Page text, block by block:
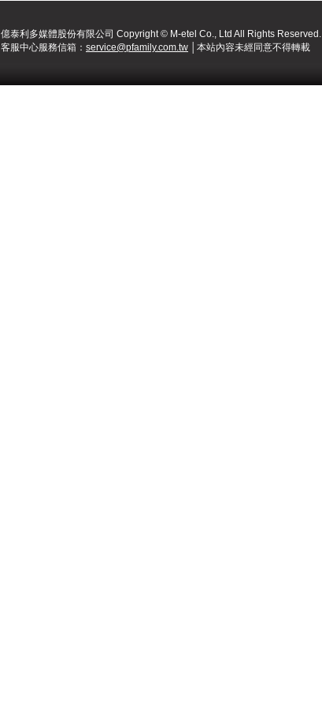
億泰利多媒體股份有限公司 Copyright © M-etel Co., Ltd All Rights Reserved.
客服中心服務信箱： service@pfamily.com.tw │本站內容未經同意不得轉載